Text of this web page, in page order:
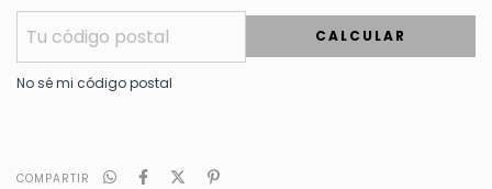
CALCULAR
No sé mi código postal
COMPARTIR